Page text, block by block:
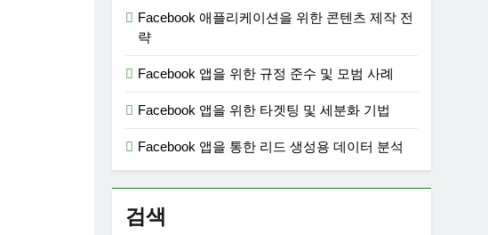
Facebook 애플리케이션을 위한 콘텐츠 제작 전
략
Facebook 앱을 위한 규정 준수 및 모범 사례
Facebook 앱을 위한 타겟팅 및 세분화 기법
Facebook 앱을 통한 리드 생성용 데이터 분석
검색